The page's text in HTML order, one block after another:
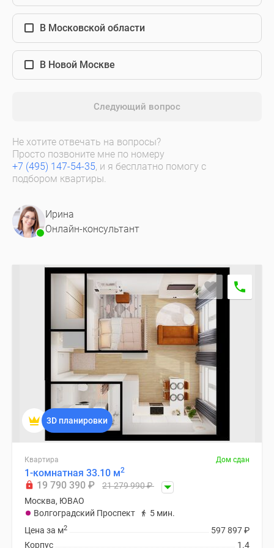
В Московской области
В Новой Москве
Следующий вопрос
Не хотите отвечать на вопросы?
Просто позвоните мне по номеру
+7 (495) 147-54-35, и я бесплатно помогу с
подбором квартиры.
Ирина
Онлайн-консультант
3D планировки
Квартира Дом сдан
1-комнатная 33.10 м2
19 790 390 ₽ 21 279 990₽
Москва, ЮВАО
Волгоградский Проспект
5 мин.
597 897₽
Цена за м2
1.4
Корпус